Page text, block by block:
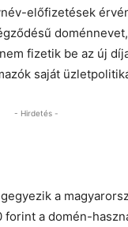
előfizetések
fizetik be az új
saját
- Hirdetés -
a
a domén-